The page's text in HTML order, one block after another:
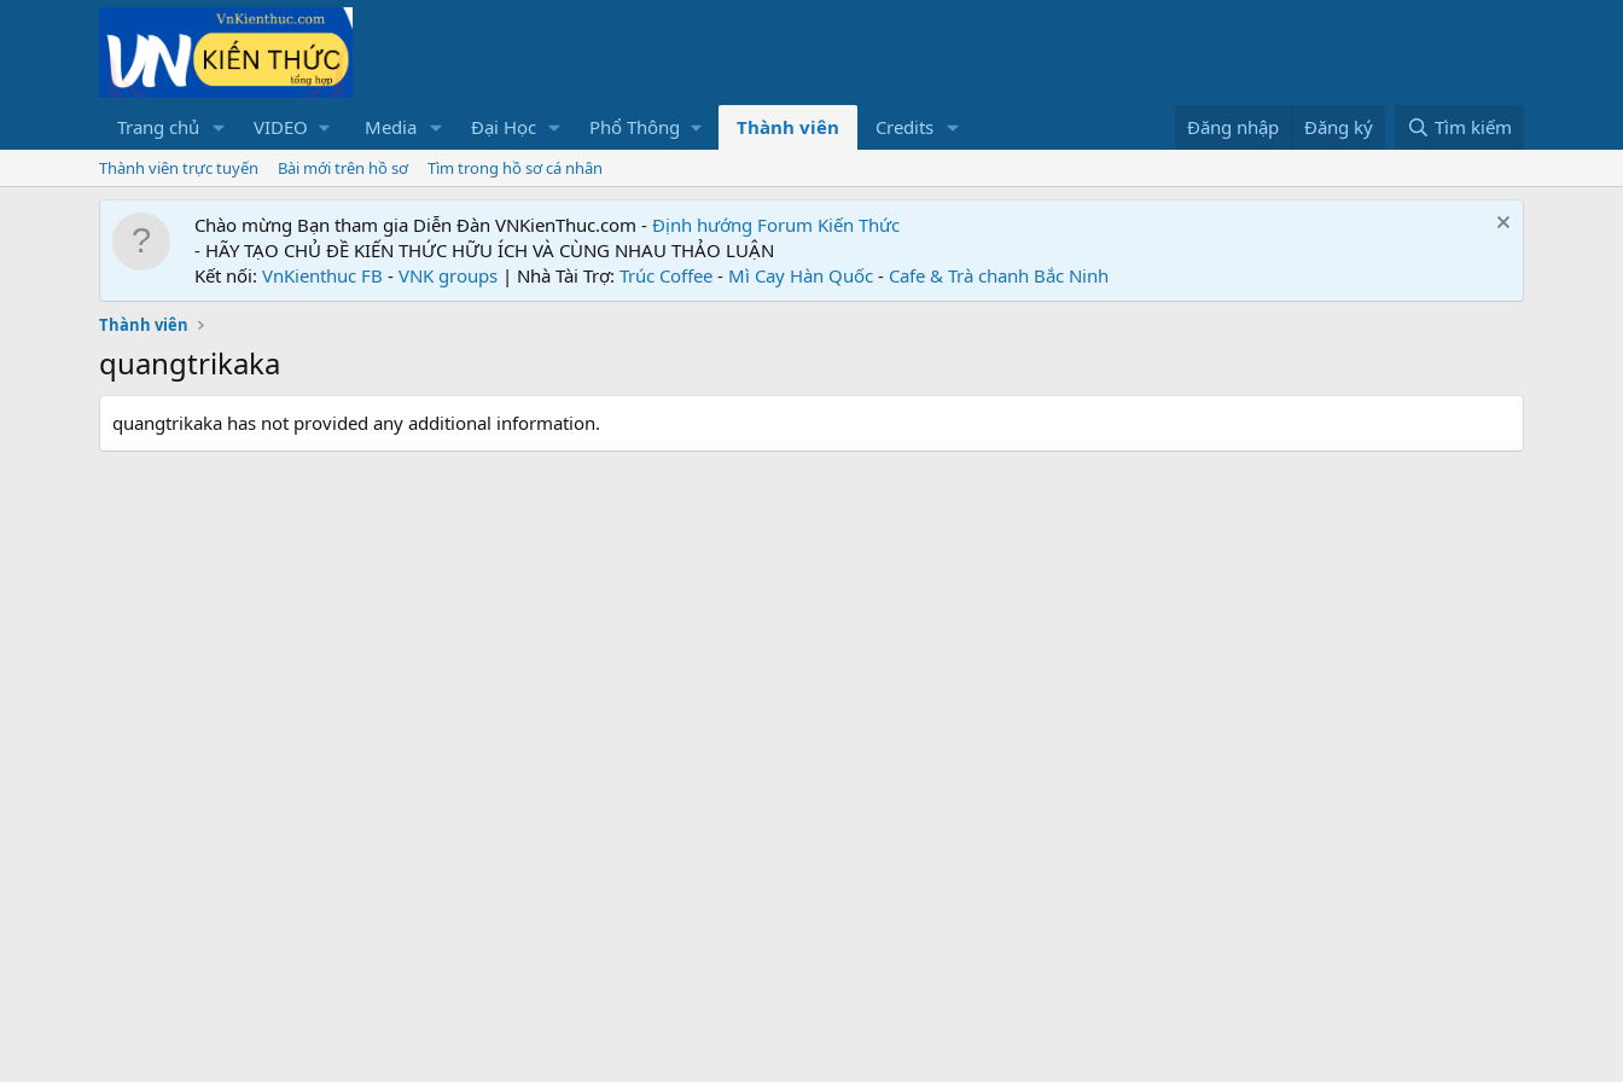
Trang chủ VIDEO Media Đại Học Phổ Thông Thành viên Credits Đăng nhập Đăng ký Tìm kiếm
Thành viên trực tuyến Bài mới trên hồ sơ Tìm trong hồ sơ cá nhân
Chào mừng Bạn tham gia Diễn Đàn VNKienThuc.com - Định hướng Forum Kiến Thức
- HÃY TẠO CHỦ ĐỀ KIẾN THỨC HỮU ÍCH VÀ CÙNG NHAU THẢO LUẬN
Kết nối: VnKienthuc FB - VNK groups | Nhà Tài Trợ: Trúc Coffee - Mì Cay Hàn Quốc - Cafe & Trà chanh Bắc Ninh
Thành viên
quangtrikaka
quangtrikaka has not provided any additional information.